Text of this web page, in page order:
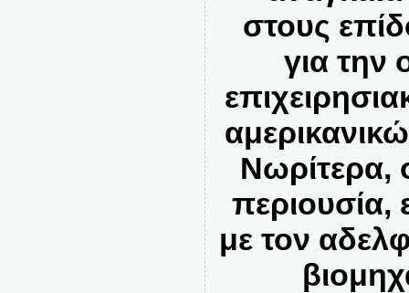
στους
για την
Νωρίτερα,
περιουσία,
με τον